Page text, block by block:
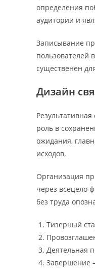
определения
аудитории и
Записывание
пользователей
существенен
Дизайн
роль в
ожидания,
исходов.
Организация
через всецело
без труда
Тизерный
Деятельная
Завершение